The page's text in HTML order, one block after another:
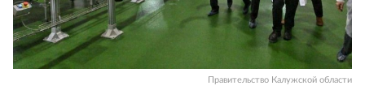
Правительство Калужской области